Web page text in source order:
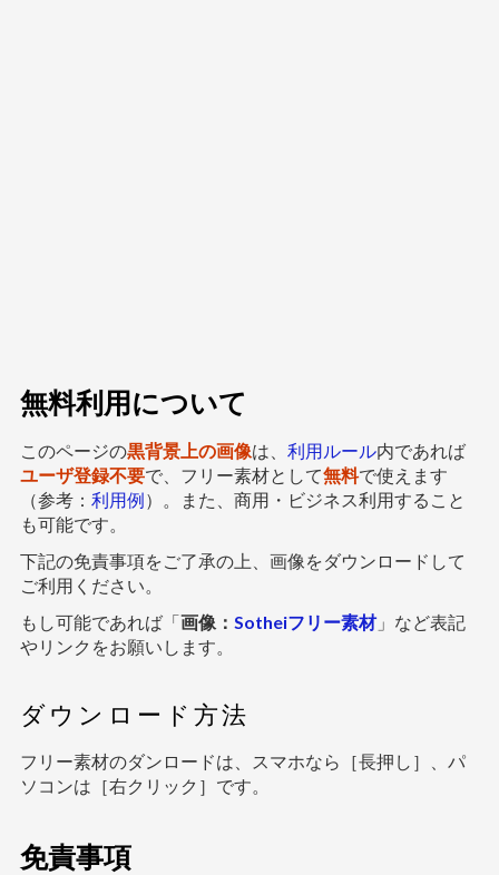
無料利用について
このページの黒背景上の画像は、 利用ルール内であれば
ユーザ登録不要で、フリー素材として無料で使えます
（参考： 利用例）。また、商用・ビジネス利用すること
も可能です。
下記の免責事項をご了承の上、画像をダウンロードして
ご利用ください。
もし可能であれば「画像： Sotheiフリー素材」など表記
やリンクをお願いします。
ダウンロード方法
フリー素材のダンロードは、スマホなら［長押し］、パ
ソコンは［右クリック］です。
免責事項